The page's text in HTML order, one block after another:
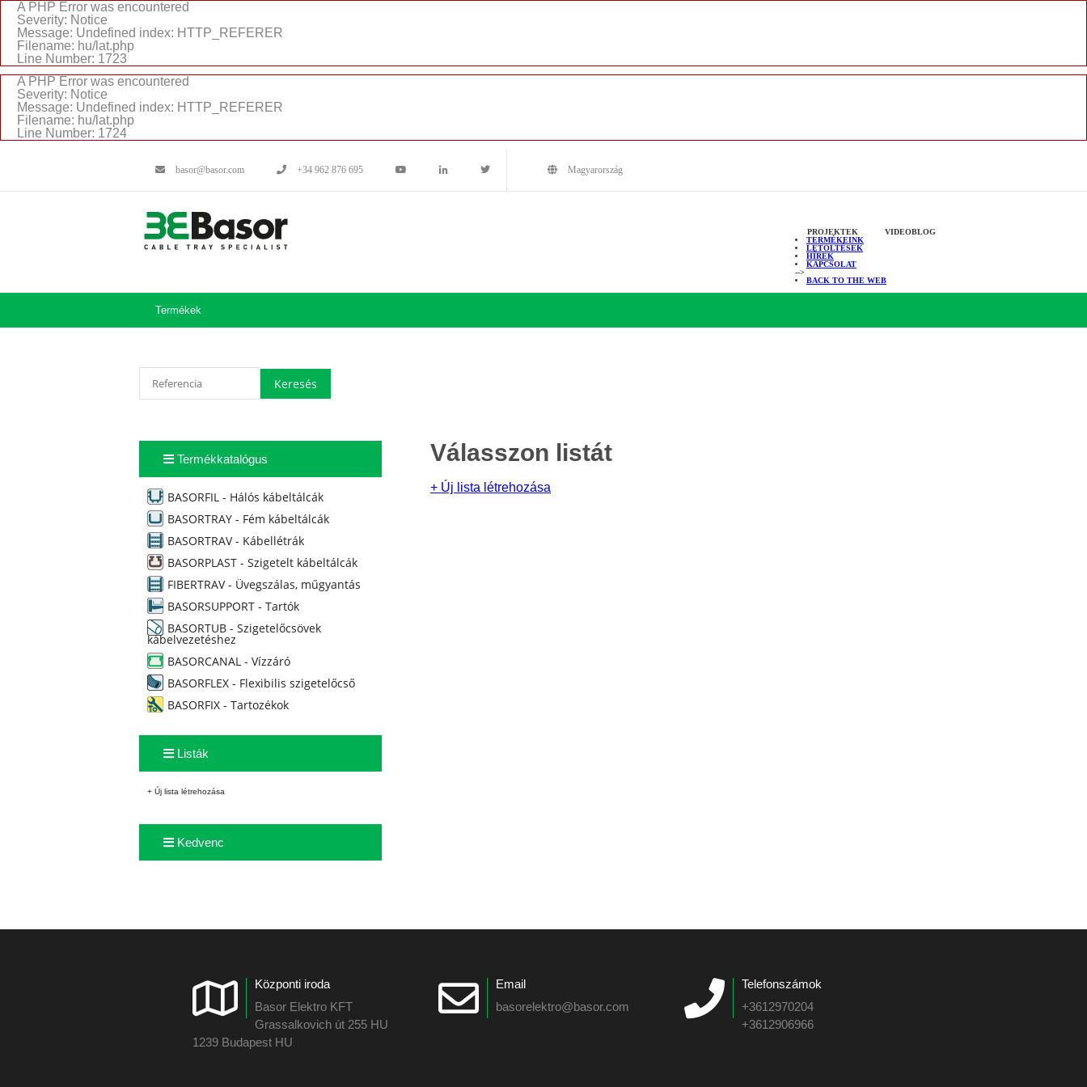
A PHP Error was encountered
Severity: Notice
Message: Undefined index: HTTP_REFERER
Filename: hu/lat.php
Line Number: 1723
A PHP Error was encountered
Severity: Notice
Message: Undefined index: HTTP_REFERER
Filename: hu/lat.php
Line Number: 1724
basor@basor.com +34 962 876 695 Magyarország
PROJEKTEK
VIDEOBLOG
TERMÉKEINK
LETÖLTÉSEK
HÍREK
KAPCSOLAT
-->
BACK TO THE WEB
Termékek
Termékkatalógus
BASORFIL - Hálós kábeltálcák
BASORTRAY - Fém kábeltálcák
BASORTRAV - Kábellétrák
BASORPLAST - Szigetelt kábeltálcák
FIBERTRAV - Üvegszálas, műgyantás
BASORSUPPORT - Tartók
BASORTUB - Szigetelőcsövek
kábelvezetéshez
BASORCANAL - Vízzáró
BASORFLEX - Flexibilis szigetelőcső
BASORFIX - Tartozékok
Listák
+ Új lista létrehozása
Kedvenc
Válasszon listát
+ Új lista létrehozása
Központi iroda
Basor Elektro KFT
Grassalkovich út 255 HU
1239 Budapest HU
Email
basorelektro@basor.com
Telefonszámok
+3612970204
+3612906966